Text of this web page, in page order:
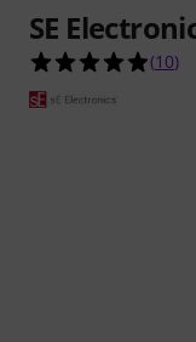
SE
4.9
(10)